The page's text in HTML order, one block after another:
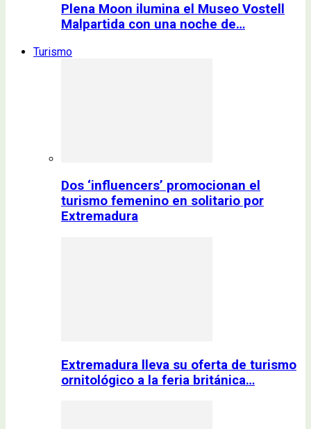
Plena Moon ilumina el Museo Vostell
Malpartida con una noche de…
Turismo
Dos ‘influencers’ promocionan el
turismo femenino en solitario por
Extremadura
Extremadura lleva su oferta de turismo
ornitológico a la feria británica…